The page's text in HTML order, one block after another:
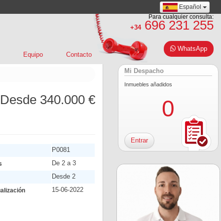
Español
Equipo Contacto
Desde 340.000 €
P0081
De 2 a 3
Desde 2
15-06-2022
Para cualquier consulta:
+34696 231 255
WhatsApp
Mi Despacho
Inmuebles añadidos
0
Entrar